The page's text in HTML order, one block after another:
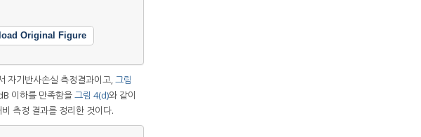
Original Figure
자기반사손실 측정결과이고,그림
이하를 만족함을그림 4(d)와 같이
측정 결과를 정리한 것이다.